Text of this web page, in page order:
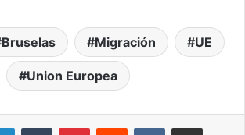
Bruselas Migración UE
Union Europea
LinkedInTumblr PinterestReddit VKontakteCompartir por correo